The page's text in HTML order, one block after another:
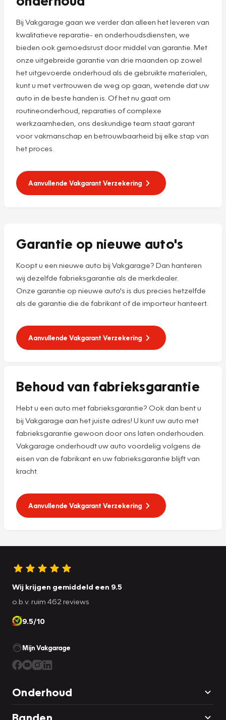
Bij Vakgarage gaan we verder dan alleen het leveren van
kwalitatieve reparatie- en onderhoudsdiensten, we
bieden ook gemoedsrust door middel van garantie. Met
onze uitgebreide garantie van drie maanden op zowel
het uitgevoerde onderhoud als de gebruikte materialen,
kunt u met vertrouwen de weg op gaan, wetende dat uw
auto in de beste handen is. Of het nu gaat om
routineonderhoud, reparaties of complexe
werkzaamheden, ons deskundige team staat garant
voor vakmanschap en betrouwbaarheid bij elke stap van
het proces.
Aanvullende Vakgarant Verzekering
Garantie op nieuwe auto's
Koopt u een nieuwe auto bij Vakgarage? Dan hanteren
wij dezelfde fabrieksgarantie als de merkdealer.
Onze garantie op nieuwe auto's is dus precies hetzelfde
als de garantie die de fabrikant of de importeur hanteert.
Aanvullende Vakgarant Verzekering
Behoud van fabrieksgarantie
Hebt u een auto met fabrieksgarantie? Ook dan bent u
bij Vakgarage aan het juiste adres! U kunt uw auto met
fabrieksgarantie gewoon door ons laten onderhouden.
Vakgarage onderhoudt uw auto voordelig volgens de
eisen van de fabrikant en uw fabrieksgarantie blijft van
kracht.
Aanvullende Vakgarant Verzekering
Wij krijgen gemiddeld een 9.5
o.b.v. ruim 462 reviews
9.5/10
Mijn Vakgarage
Onderhoud
Banden